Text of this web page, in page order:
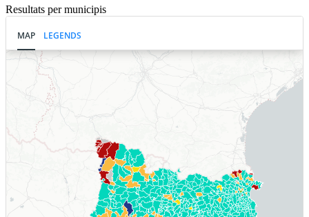
Resultats per municipis